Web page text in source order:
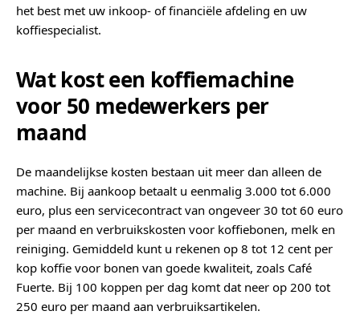
het best met uw inkoop- of financiële afdeling en uw
koffiespecialist.
Wat kost een koffiemachine
voor 50 medewerkers per
maand
De maandelijkse kosten bestaan uit meer dan alleen de
machine. Bij aankoop betaalt u eenmalig 3.000 tot 6.000
euro, plus een servicecontract van ongeveer 30 tot 60 euro
per maand en verbruikskosten voor koffiebonen, melk en
reiniging. Gemiddeld kunt u rekenen op 8 tot 12 cent per
kop koffie voor bonen van goede kwaliteit, zoals Café
Fuerte. Bij 100 koppen per dag komt dat neer op 200 tot
250 euro per maand aan verbruiksartikelen.